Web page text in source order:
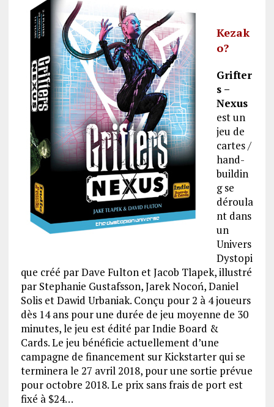
Kezak
o?
Grifter
s –
Nexus
est un
jeu de
cartes /
hand-
buildin
g se
déroula
nt dans
un
Univers
Dystopi
que créé par Dave Fulton et Jacob Tlapek, illustré
par Stephanie Gustafsson, Jarek Nocoń, Daniel
Solis et Dawid Urbaniak. Conçu pour 2 à 4 joueurs
dès 14 ans pour une durée de jeu moyenne de 30
minutes,le jeu est édité par Indie Board &
Cards.Le jeu bénéficie actuellement d’une
campagne de financement sur Kickstarter qui se
terminera le 27 avril 2018, pour une sortie prévue
pour octobre 2018. Le prix sans frais de port est
fixé à $24…